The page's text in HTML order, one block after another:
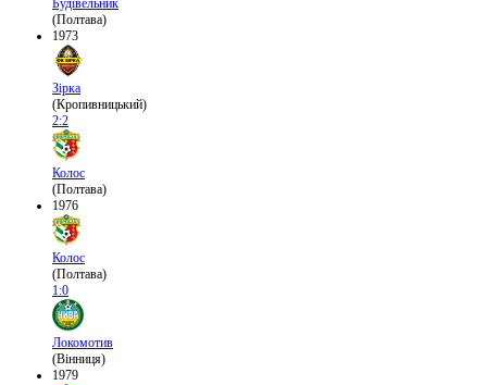
Будівельник
(Полтава)
1973
Зірка
(Кропивницький)
2:2
Колос
(Полтава)
1976
Колос
(Полтава)
1:0
Локомотив
(Вінниця)
1979